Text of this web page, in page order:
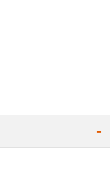
-